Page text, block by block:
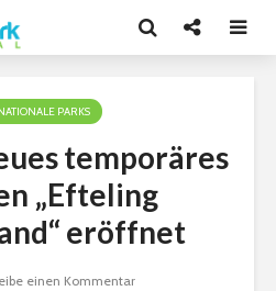
PARKS
temporäres
„Efteling
eröffnet
einen Kommentar